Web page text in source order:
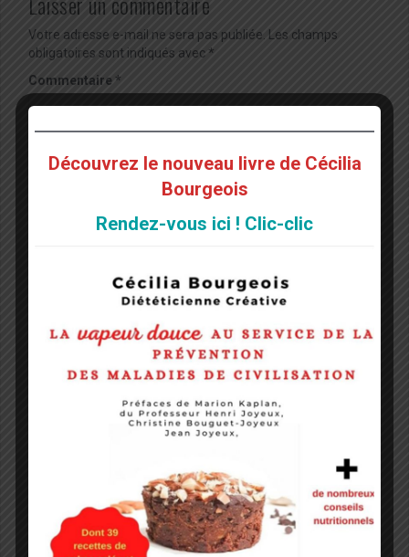
Votre adresse e-mail ne sera pas publiée.
Les champs
obligatoires sont indiqués avec *
Commentaire*
E-mail
Notify me of followup comments via e-mail. You can
without commenting.
Découvrez le nouveau livre de Cécilia
Bourgeois
Rendez-vous ici ! Clic-clic